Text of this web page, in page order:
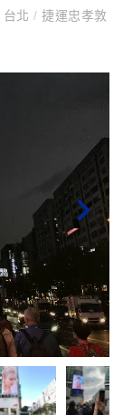
台北/ 捷運忠孝敦